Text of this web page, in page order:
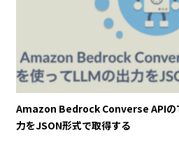
Amazon Bedrock Converse APIの
力をJSON形式で取得する